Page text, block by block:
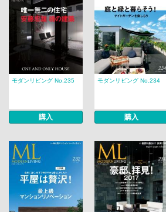
モダンリビング No.235
購入
モダンリビング No.234
購入